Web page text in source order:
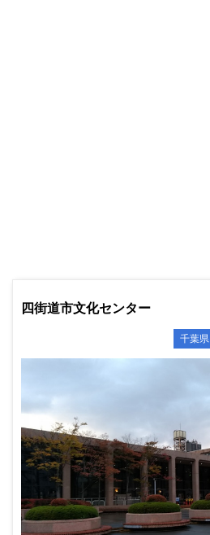
四街道市文化センター
千葉県